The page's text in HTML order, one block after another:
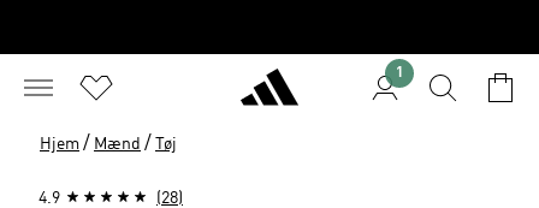
1
Hjem / Mænd / Tøj
4.9 (28)